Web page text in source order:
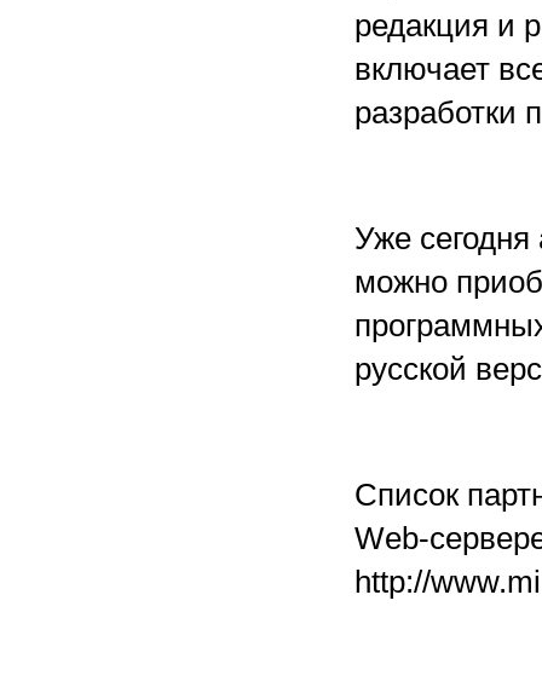
редакция и
включает
разработки
Уже
можно
русской
Список
Web-
http://